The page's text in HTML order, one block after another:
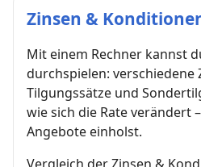
Zinsen &
Mit einem Rechner kannst
durchspielen: verschiedene
Tilgungssätze und
wie sich die Rate verändert
Angebote einholst.